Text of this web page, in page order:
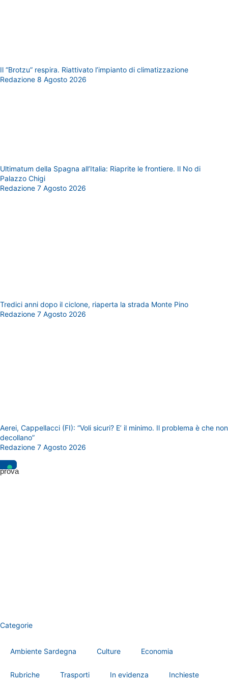
Il “Brotzu” respira. Riattivato l’impianto di climatizzazione
Redazione 8 Agosto 2026
Ultimatum della Spagna all’Italia: Riaprite le frontiere. Il No di
Palazzo Chigi
Redazione 7 Agosto 2026
Tredici anni dopo il ciclone, riaperta la strada Monte Pino
Redazione 7 Agosto 2026
Aerei, Cappellacci (FI): “Voli sicuri? E’ il minimo. Il problema è che non
decollano”
Redazione 7 Agosto 2026
prova
Categorie
Ambiente Sardegna Culture Economia
Rubriche Trasporti In evidenza Inchieste